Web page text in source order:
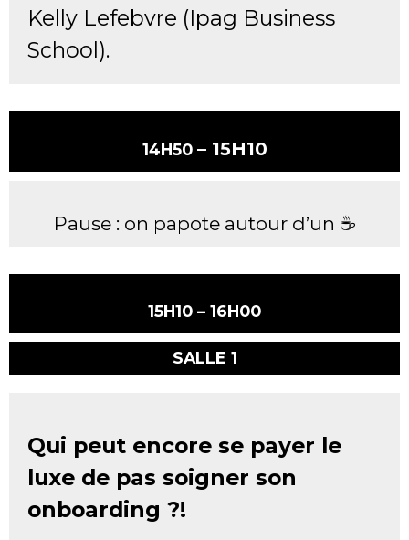
Kelly Lefebvre (Ipag Business
School).
14H50 – 15H10
Pause : on papote autour d’un ☕️
15H10 – 16H00
SALLE 1
Qui peut encore se payer le
luxe de pas soigner son
onboarding ?!